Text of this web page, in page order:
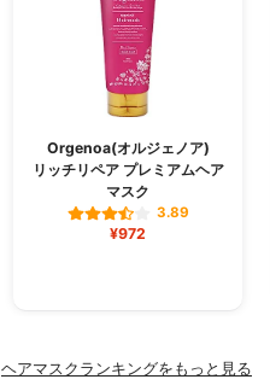
Orgenoa(オルジェノア)
リッチリペア プレミアムヘア
マスク
3.89
¥972
ヘアマスクランキングをもっと見る